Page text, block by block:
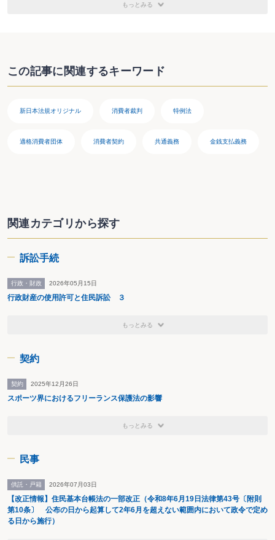
もっとみる
この記事に関連するキーワード
新日本法規オリジナル 消費者裁判 特例法
適格消費者団体 消費者契約 共通義務 金銭支払義務
関連カテゴリから探す
訴訟手続
行政・財政 2026年05月15日
行政財産の使用許可と住民訴訟 ３
もっとみる
契約
契約 2025年12月26日
スポーツ界におけるフリーランス保護法の影響
もっとみる
民事
供託・戸籍 2026年07月03日
【改正情報】住民基本台帳法の一部改正（令和8年6月19日法律第43号〔附則
第10条〕 公布の日から起算して2年6月を超えない範囲内において政令で定め
る日から施行）